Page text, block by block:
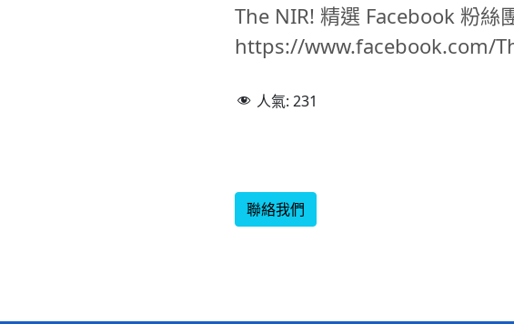
The NIR! 精選 Facebook 粉絲
https://www.facebook.com/
人氣: 231
聯絡我們